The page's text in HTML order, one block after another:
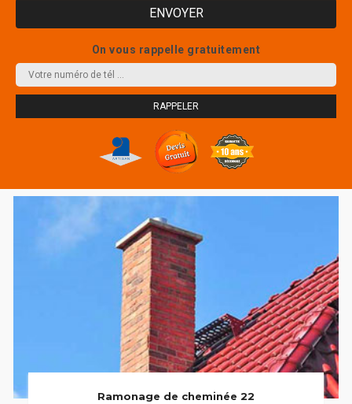
On vous rappelle gratuitement
Ramonage de cheminée 22